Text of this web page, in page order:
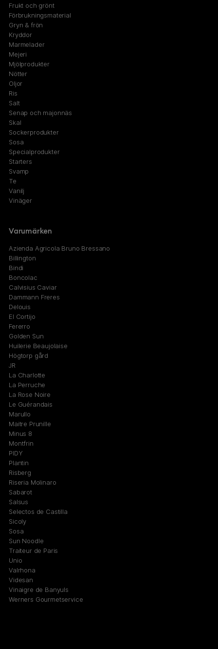
Frukt och grönt
Förbrukningsmaterial
Gryn & frön
Kryddor
Marmelader
Mejeri
Mjölprodukter
Nötter
Oljor
Ris
Salt
Senap och majonnäs
Skal
Sockerprodukter
Sosa
Specialprodukter
Starters
Svamp
Te
Vanilj
Vinäger
Varumärken
Azienda Agricola Bruno Bressano
Billington
Bindi
Boncolac
Calvisius Caviar
Dammann Freres
Delouis
El Cortijo
Fererro
Golden Sun
Huilerie Beaujolaise
Högtorp gård
JR
La Charlotte
La Perruche
La Rose Noire
Le Guérandais
Marullo
Maitre Prunille
Minus 8
Montfrin
PIDY
Plantin
Risberg
Riseria Molinaro
Sabarot
Salsus
Selectos de Castilla
Sicoly
Sosa
Sun Noodle
Traiteur de Paris
Unio
Valrhona
Videsan
Vinaigre de Banyuls
Werners Gourmetservice